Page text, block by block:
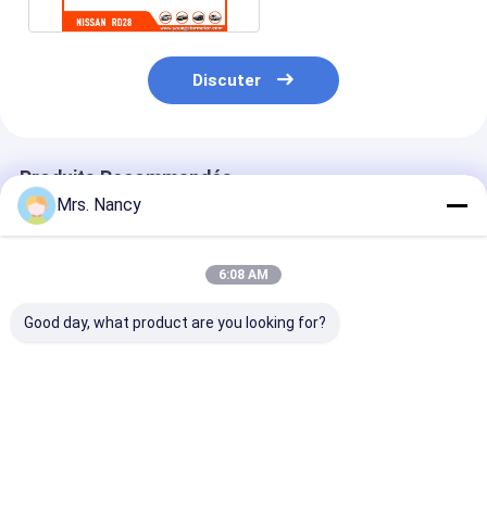
Discuter
Produits Recommandés
Mrs. Nancy
6:08 AM
Good day, what product are you looking for?